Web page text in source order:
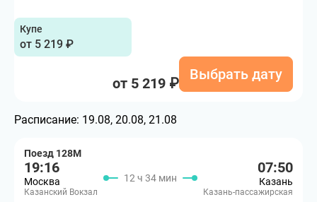
Купе
от 5 219 ₽
от 5 219 ₽
Выбрать дату
Расписание: 19.08, 20.08, 21.08
Поезд 128М
19:16
Москва
Казанский Вокзал
12 ч 34 мин
07:50
Казань
Казань-пассажирская